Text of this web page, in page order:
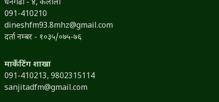
धनगढी - ४, कैलाली
091-410210
dineshfm93.8mhz@gmail.com
दर्ता नम्बर - १०३५/०७५-७६
मार्केटिंग शाखा
091-410213, 9802315114
sanjitadfm@gmail.com